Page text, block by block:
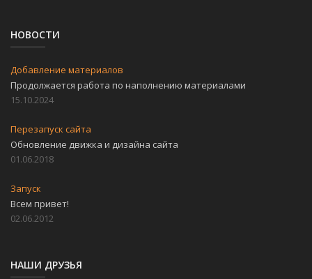
НОВОСТИ
Добавление материалов
Продолжается работа по наполнению материалами
15.10.2024
Перезапуск сайта
Обновление движка и дизайна сайта
01.06.2018
Запуск
Всем привет!
02.06.2012
НАШИ ДРУЗЬЯ